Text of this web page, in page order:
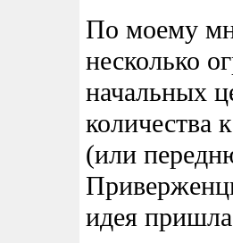
По моему
несколько
начальных
количества
(или
идея